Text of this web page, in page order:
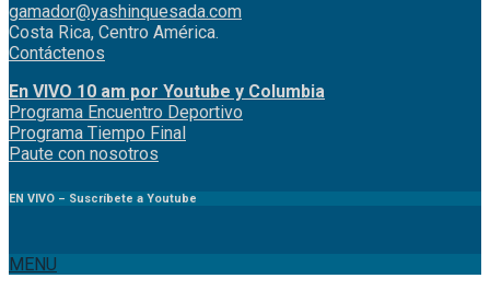
gamador@yashinquesada.com
Costa Rica, Centro América.
Contáctenos
En VIVO 10 am por Youtube y Columbia
Programa Encuentro Deportivo
Programa Tiempo Final
Paute con nosotros
EN VIVO – Suscríbete a Youtube
MENU